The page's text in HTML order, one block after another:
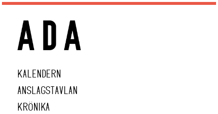
KALENDERN
ANSLAGSTAVLAN
KRÖNIKA